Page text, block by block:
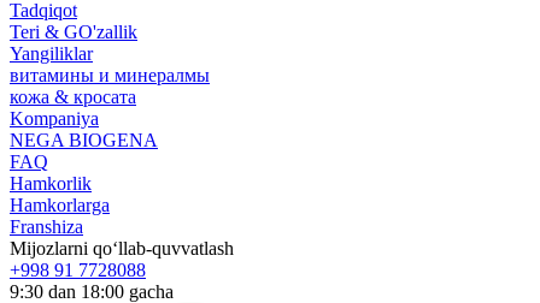
Tadqiqot
Teri & GO'zallik
Yangiliklar
витамины и минералмы
кожа & кросата
Kompaniya
NEGA BIOGENA
FAQ
Hamkorlik
Hamkorlarga
Franshiza
Mijozlarni qo‘llab-quvvatlash
+998 91 7728088
9:30 dan 18:00 gacha